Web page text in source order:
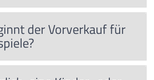
der Vorverkauf für